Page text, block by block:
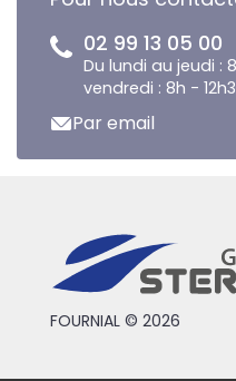
02 99 13 05 00
Du lundi au jeudi :
vendredi : 8h -
Par email
FOURNIAL © 2026